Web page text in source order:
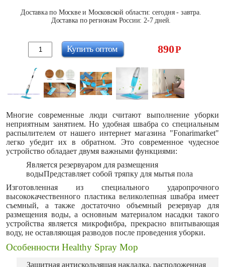
Доставка по Москве и Московской области: сегодня - завтра.
Доставка по регионам России: 2-7 дней.
890Р
Купить оптом
Многие современные люди считают выполнение уборки
неприятным занятием. Но удобная швабра со специальным
распылителем от нашего интернет магазина "Fonarimarket"
легко убедит их в обратном. Это современное чудесное
устройство обладает двумя важными функциями:
Является резервуаром для размещения
водыПредставляет собой тряпку для мытья пола
Изготовленная из специального ударопрочного
высококачественного пластика великолепная швабра имеет
съемный, а также достаточно объемный резервуар для
размещения воды, а основным материалом насадки такого
устройства является микрофибра, прекрасно впитывающая
воду, не оставляющая разводов после проведения уборки.
Особенности Healthy Spray Mop
Защитная антискользящая накладка, расположенная